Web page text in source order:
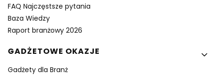
FAQ Najczęstsze pytania
Baza Wiedzy
Raport branżowy 2026
GADŻETOWE OKAZJE
Gadżety dla Branż